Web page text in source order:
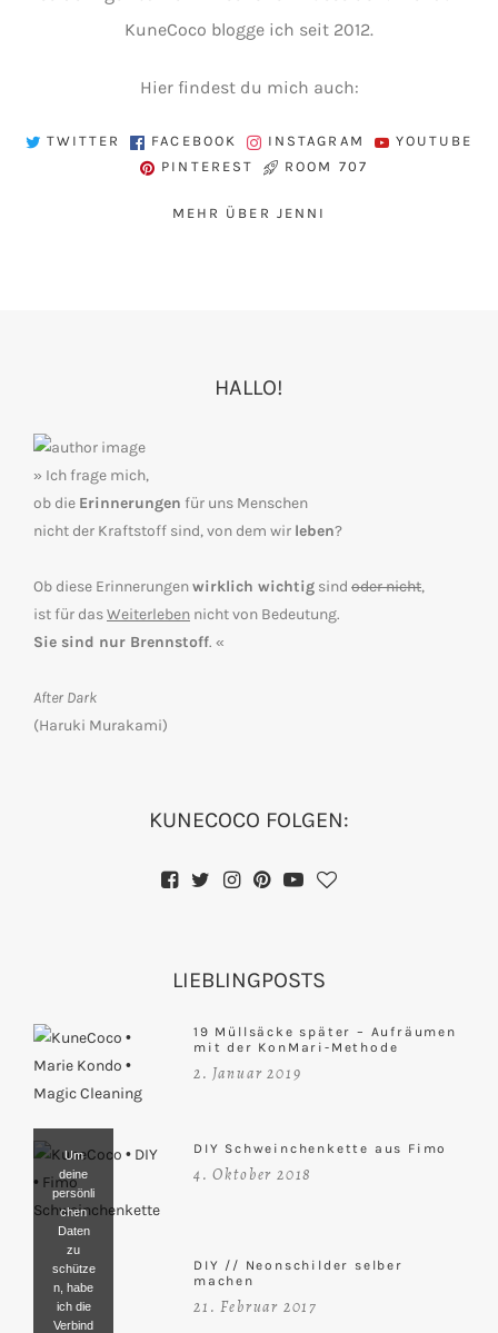
KuneCoco blogge ich seit 2012.
Hier findest du mich auch:
TWITTER FACEBOOK INSTAGRAM
YOUTUBE
PINTEREST
ROOM 707
MEHR ÜBER JENNI
HALLO!
» Ich frage mich,
ob die Erinnerungen für uns Menschen
nicht der Kraftstoff sind, von dem wir leben?
Ob diese Erinnerungenwirklich wichtig sind oder nicht,
ist für dasWeiterleben nicht von Bedeutung.
Sie sind nur Brennstoff. «
After Dark
(Haruki Murakami)
KUNECOCO FOLGEN:
LIEBLINGPOSTS
19 Müllsäcke später – Aufräumen
mit der KonMari-Methode
2. Januar 2019
DIY Schweinchenkette aus Fimo
4. Oktober 2018
DIY // Neonschilder selber
machen
21. Februar 2017
Um
deine
persönli
chen
Daten
zu
schütze
n, habe
ich die
Verbind